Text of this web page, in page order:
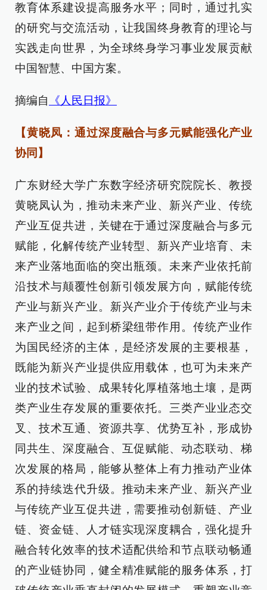
教育体系建设提高服务水平；同时，通过扎实
的研究与交流活动，让我国终身教育的理论与
实践走向世界，为全球终身学习事业发展贡献
中国智慧、中国方案。
摘编自 《人民日报》
【黄晓凤：通过深度融合与多元赋能强化产业
协同】
广东财经大学广东数字经济研究院院长、教授
黄晓凤认为，推动未来产业、新兴产业、传统
产业互促共进，关键在于通过深度融合与多元
赋能，化解传统产业转型、新兴产业培育、未
来产业落地面临的突出瓶颈。未来产业依托前
沿技术与颠覆性创新引领发展方向，赋能传统
产业与新兴产业。新兴产业介于传统产业与未
来产业之间，起到桥梁纽带作用。传统产业作
为国民经济的主体，是经济发展的主要根基，
既能为新兴产业提供应用载体，也可为未来产
业的技术试验、成果转化厚植落地土壤，是两
类产业生存发展的重要依托。三类产业业态交
叉、技术互通、资源共享、优势互补，形成协
同共生、深度融合、互促赋能、动态联动、梯
次发展的格局，能够从整体上有力推动产业体
系的持续迭代升级。推动未来产业、新兴产业
与传统产业互促共进，需要推动创新链、产业
链、资金链、人才链实现深度耦合，强化提升
融合转化效率的技术适配供给和节点联动畅通
的产业链协同，健全精准赋能的服务体系，打